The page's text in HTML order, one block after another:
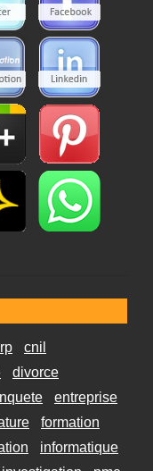
cnil
divorce
entreprise
formation
informatique